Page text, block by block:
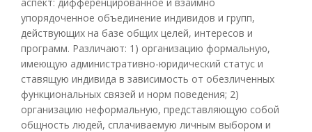
упорядоченное объединение индивидов и групп,
действующих на базе общих целей, интересов и
программ. Различают: 1) организацию формальную,
имеющую административно-юридический статус и
ставящую индивида в зависимость от обезличенных
функциональных связей и норм поведения; 2)
организацию неформальную, представляющую собой
общность людей, сплачиваемую личным выбором и